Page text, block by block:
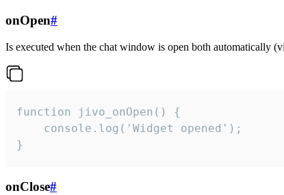
onOpen#
Is executed when the chat window is open both automatically
function jivo_onOpen() {
    console.log('Widget opened');
}
onClose#